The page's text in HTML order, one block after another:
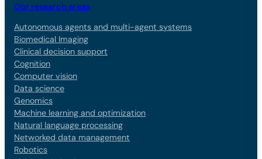
Our research areas
Autonomous agents and multi-agent systems
Biomedical Imaging
Clinical decision support
Cognition
Computer vision
Data science
Genomics
Machine learning and optimization
Natural language processing
Networked data management
Robotics